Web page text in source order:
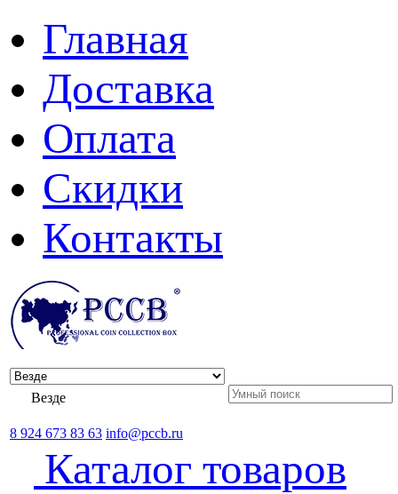
Главная
Доставка
Оплата
Скидки
Контакты
Везде
8 924 673 83 63 info@pccb.ru
Каталог товаров